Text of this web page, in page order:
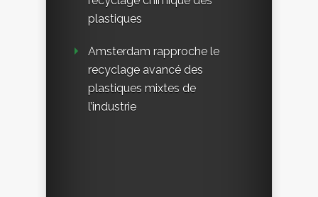
plastiques
Amsterdam rapproche le
recyclage avancé des
plastiques mixtes de
l’industrie